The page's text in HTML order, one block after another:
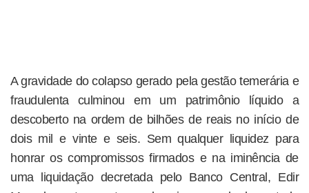
A gravidade do colapso gerado pela gestão temerária e
fraudulenta culminou em um patrimônio líquido a
descoberto na ordem de bilhões de reais no início de
dois mil e vinte e seis. Sem qualquer liquidez para
honrar os compromissos firmados e na iminência de
uma liquidação decretada pelo Banco Central, Edir